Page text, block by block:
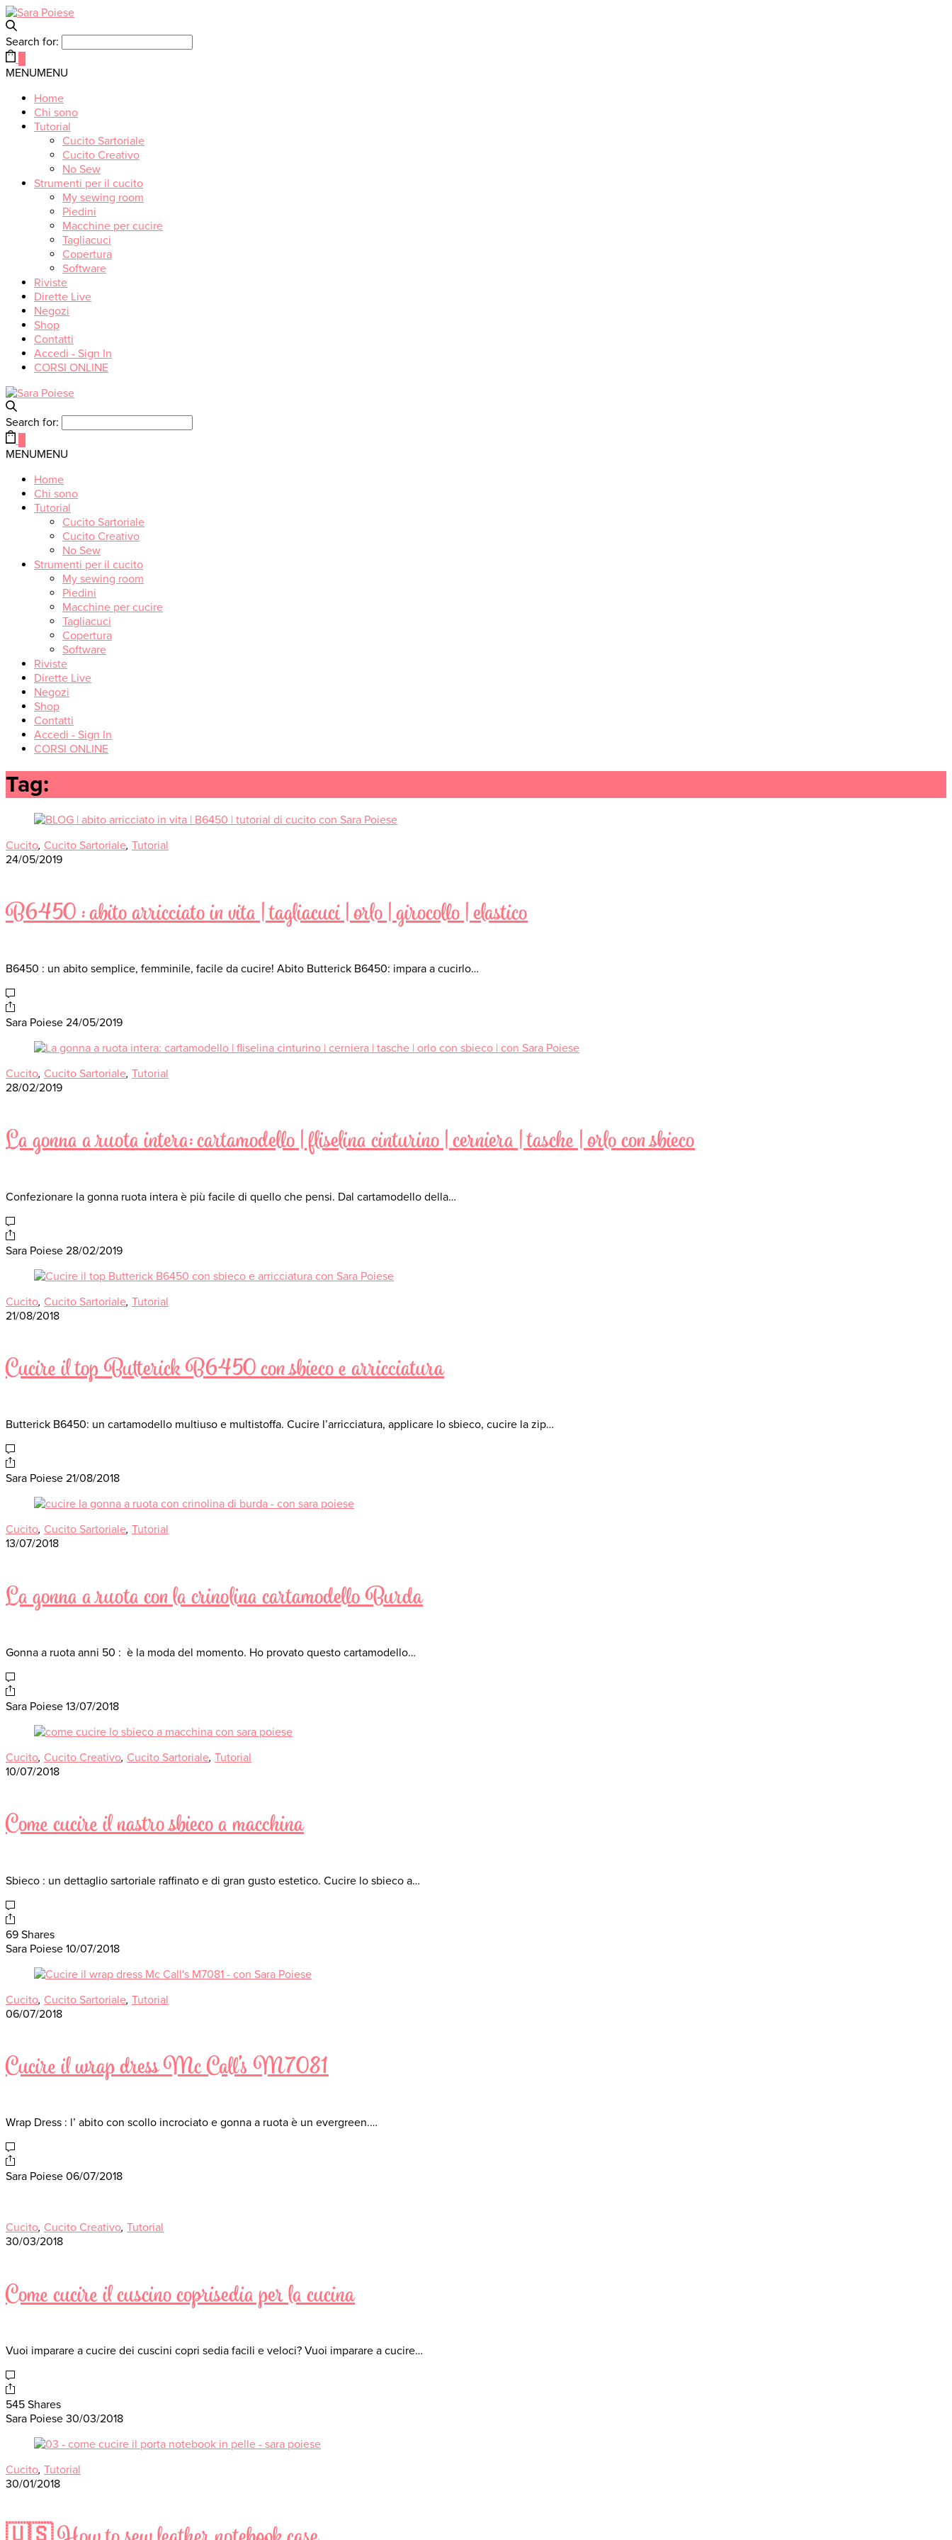
Search for:
MENUMENU
Home
Chi sono
Tutorial
Cucito Sartoriale
Cucito Creativo
No Sew
Strumenti per il cucito
My sewing room
Piedini
Macchine per cucire
Tagliacuci
Copertura
Software
Riviste
Dirette Live
Negozi
Shop
Contatti
Accedi - Sign In
CORSI ONLINE
Search for:
MENUMENU
Home
Chi sono
Tutorial
Cucito Sartoriale
Cucito Creativo
No Sew
Strumenti per il cucito
My sewing room
Piedini
Macchine per cucire
Tagliacuci
Copertura
Software
Riviste
Dirette Live
Negozi
Shop
Contatti
Accedi - Sign In
CORSI ONLINE
Tag:
Cucito, Cucito Sartoriale, Tutorial
24/05/2019
B6450 : abito arricciato in vita | tagliacuci | orlo | girocollo | elastico
B6450 : un abito semplice, femminile, facile da cucire! Abito Butterick B6450: impara a cucirlo…
Sara Poiese 24/05/2019
Cucito, Cucito Sartoriale, Tutorial
28/02/2019
La gonna a ruota intera: cartamodello | fliselina cinturino | cerniera | tasche | orlo con sbieco
Confezionare la gonna ruota intera è più facile di quello che pensi. Dal cartamodello della…
Sara Poiese 28/02/2019
Cucito, Cucito Sartoriale, Tutorial
21/08/2018
Cucire il top Butterick B6450 con sbieco e arricciatura
Butterick B6450: un cartamodello multiuso e multistoffa. Cucire l’arricciatura, applicare lo sbieco, cucire la zip…
Sara Poiese 21/08/2018
Cucito, Cucito Sartoriale, Tutorial
13/07/2018
La gonna a ruota con la crinolina cartamodello Burda
Gonna a ruota anni 50 : è la moda del momento. Ho provato questo cartamodello…
Sara Poiese 13/07/2018
Cucito, Cucito Creativo, Cucito Sartoriale, Tutorial
10/07/2018
Come cucire il nastro sbieco a macchina
Sbieco : un dettaglio sartoriale raffinato e di gran gusto estetico. Cucire lo sbieco a…
69 Shares
Sara Poiese 10/07/2018
Cucito, Cucito Sartoriale, Tutorial
06/07/2018
Cucire il wrap dress Mc Call’s M7081
Wrap Dress : l’ abito con scollo incrociato e gonna a ruota è un evergreen.…
Sara Poiese 06/07/2018
Cucito, Cucito Creativo, Tutorial
30/03/2018
Come cucire il cuscino coprisedia per la cucina
Vuoi imparare a cucire dei cuscini copri sedia facili e veloci? Vuoi imparare a cucire…
545 Shares
Sara Poiese 30/03/2018
Cucito, Tutorial
30/01/2018